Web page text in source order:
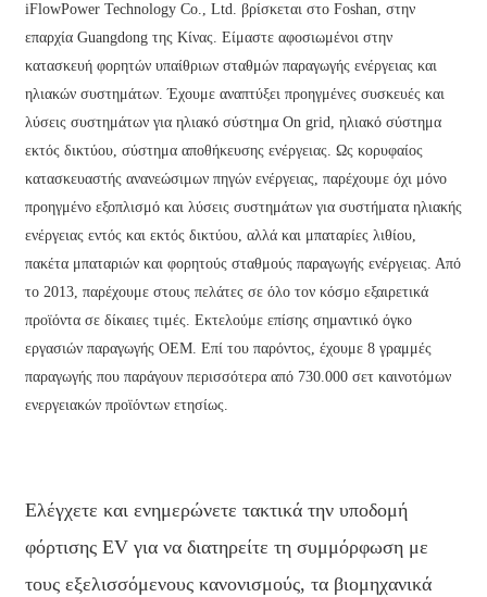
iFlowPower Technology Co., Ltd. βρίσκεται στο Foshan, στην
επαρχία Guangdong της Κίνας. Είμαστε αφοσιωμένοι στην
κατασκευή φορητών υπαίθριων σταθμών παραγωγής ενέργειας και
ηλιακών συστημάτων. Έχουμε αναπτύξει προηγμένες συσκευές και
λύσεις συστημάτων για ηλιακό σύστημα On grid, ηλιακό σύστημα
εκτός δικτύου, σύστημα αποθήκευσης ενέργειας. Ως κορυφαίος
κατασκευαστής ανανεώσιμων πηγών ενέργειας, παρέχουμε όχι μόνο
προηγμένο εξοπλισμό και λύσεις συστημάτων για συστήματα ηλιακής
ενέργειας εντός και εκτός δικτύου, αλλά και μπαταρίες λιθίου,
πακέτα μπαταριών και φορητούς σταθμούς παραγωγής ενέργειας. Από
το 2013, παρέχουμε στους πελάτες σε όλο τον κόσμο εξαιρετικά
προϊόντα σε δίκαιες τιμές. Εκτελούμε επίσης σημαντικό όγκο
εργασιών παραγωγής OEM. Επί του παρόντος, έχουμε 8 γραμμές
παραγωγής που παράγουν περισσότερα από 730.000 σετ καινοτόμων
ενεργειακών προϊόντων ετησίως.
Ελέγχετε και ενημερώνετε τακτικά την υποδομή
φόρτισης EV για να διατηρείτε τη συμμόρφωση με
τους εξελισσόμενους κανονισμούς, τα βιομηχανικά